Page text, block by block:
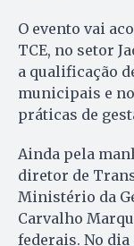
O evento vai
TCE, no setor
a qualificação
municipais e
práticas de
Ainda pela
diretor de
Ministério da
Carvalho
federais. No